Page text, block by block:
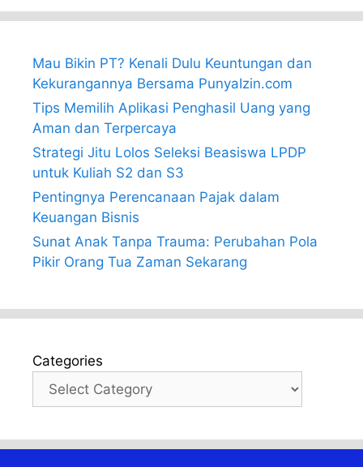
Mau Bikin PT? Kenali Dulu Keuntungan dan
Kekurangannya Bersama PunyaIzin.com
Tips Memilih Aplikasi Penghasil Uang yang
Aman dan Terpercaya
Strategi Jitu Lolos Seleksi Beasiswa LPDP
untuk Kuliah S2 dan S3
Pentingnya Perencanaan Pajak dalam
Keuangan Bisnis
Sunat Anak Tanpa Trauma: Perubahan Pola
Pikir Orang Tua Zaman Sekarang
Categories